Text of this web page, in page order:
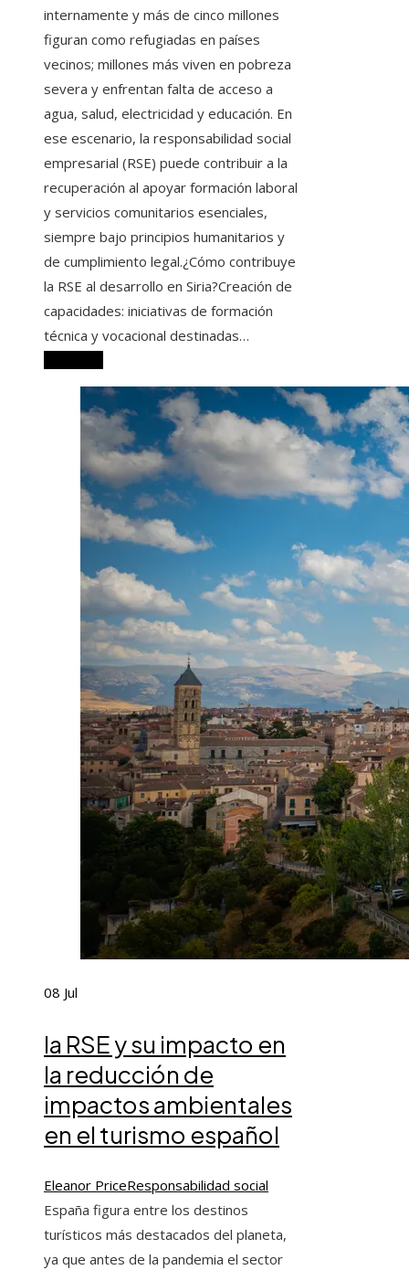
internamente y más de cinco millones
figuran como refugiadas en países
vecinos; millones más viven en pobreza
severa y enfrentan falta de acceso a
agua, salud, electricidad y educación. En
ese escenario, la responsabilidad social
empresarial (RSE) puede contribuir a la
recuperación al apoyar formación laboral
y servicios comunitarios esenciales,
siempre bajo principios humanitarios y
de cumplimiento legal.¿Cómo contribuye
la RSE al desarrollo en Siria?Creación de
capacidades: iniciativas de formación
técnica y vocacional destinadas…
08 Jul
la RSE y su impacto en
la reducción de
impactos ambientales
en el turismo español
Eleanor PriceResponsabilidad social
España figura entre los destinos
turísticos más destacados del planeta,
ya que antes de la pandemia el sector